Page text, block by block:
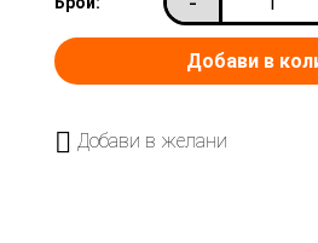
Добави в желани